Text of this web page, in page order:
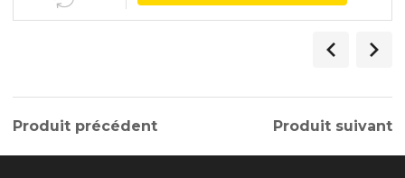
Produit précédent Produit suivant